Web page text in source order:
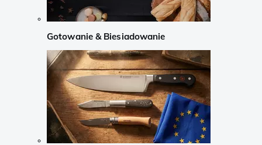
Gotowanie & Biesiadowanie